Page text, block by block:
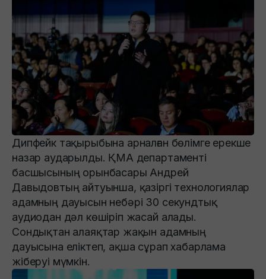
Дипфейк тақырыбына арналған бөлімге ерекше
назар аударылды. ҚМА департаменті
басшысының орынбасары Андрей
Давыдовтың айтуынша, қазіргі технологиялар
адамның дауысын небәрі 30 секундтық
аудиодан дәл көшіріп жасай алады.
Сондықтан алаяқтар жақын адамның
дауысына еліктеп, ақша сұрап хабарлама
жіберуі мүмкін.